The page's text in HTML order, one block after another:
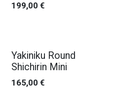
199,00 €
Yakiniku Round
Shichirin Mini
165,00 €